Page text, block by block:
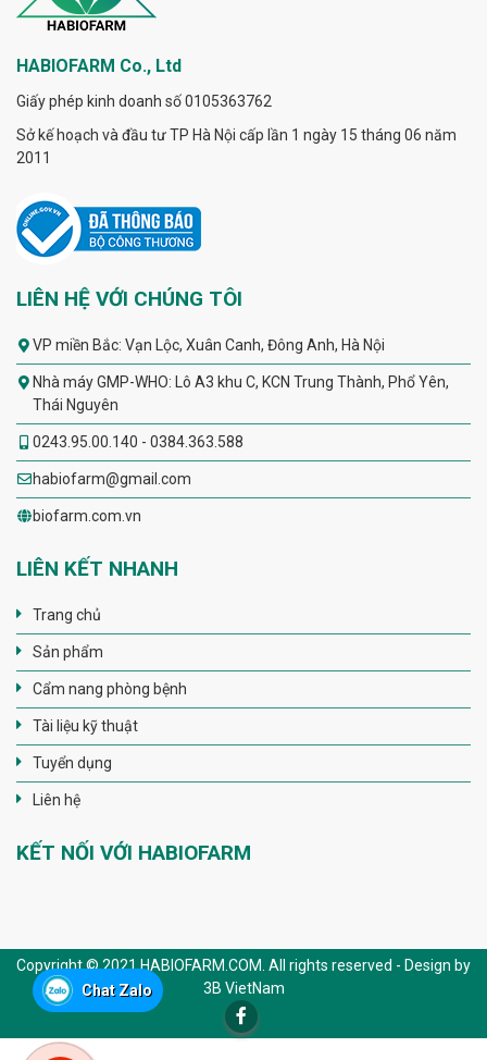
HABIOFARM Co., Ltd
Giấy phép kinh doanh số 0105363762
Sở kế hoạch và đầu tư TP Hà Nội cấp lần 1 ngày 15 tháng 06 năm
2011
LIÊN HỆ VỚI CHÚNG TÔI
VP miền Bắc: Vạn Lộc, Xuân Canh, Đông Anh, Hà Nội
Nhà máy GMP-WHO: Lô A3 khu C, KCN Trung Thành, Phổ Yên,
Thái Nguyên
0243.95.00.140 - 0384.363.588
habiofarm@gmail.com
biofarm.com.vn
LIÊN KẾT NHANH
Trang chủ
Sản phẩm
Cẩm nang phòng bệnh
Tài liệu kỹ thuật
Tuyển dụng
Liên hệ
KẾT NỐI VỚI HABIOFARM
Copyright © 2021 HABIOFARM.COM. All rights reserved - Design by
3B VietNam
Chat Zalo